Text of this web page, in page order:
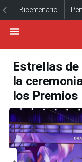
Bicentenario
Estrellas
la
los